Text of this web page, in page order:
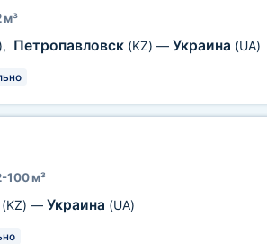
м³
, Петропавловск (KZ) — Украина (UA)
100 м³
(KZ) — Украина (UA)